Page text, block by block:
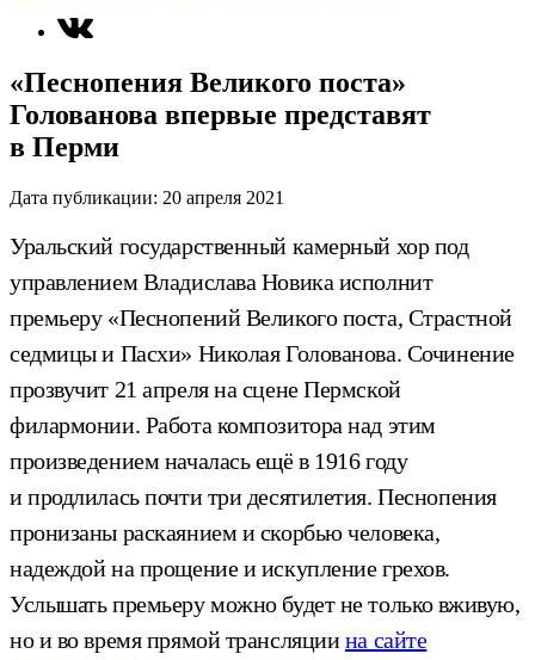
«Песнопения Великого поста»
Голованова впервые представят
в Перми
Дата публикации: 20 апреля 2021
Уральский государственный камерный хор под
управлением Владислава Новика исполнит
премьеру «Песнопений Великого поста, Страстной
седмицы и Пасхи» Николая Голованова. Сочинение
прозвучит 21 апреля на сцене Пермской
филармонии. Работа композитора над этим
произведением началась ещё в 1916 году
и продлилась почти три десятилетия. Песнопения
пронизаны раскаянием и скорбью человека,
надеждой на прощение и искупление грехов.
Услышать премьеру можно будет не только вживую,
но и во время прямой трансляциина сайте